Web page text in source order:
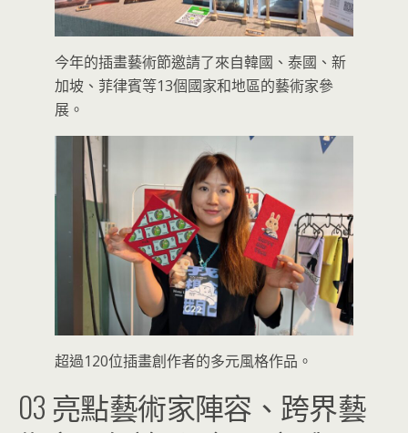
今年的插畫藝術節邀請了來自韓國、泰國、新
加坡、菲律賓等13個國家和地區的藝術家參
展。
超過120位插畫創作者的多元風格作品。
03 亮點藝術家陣容、跨界藝